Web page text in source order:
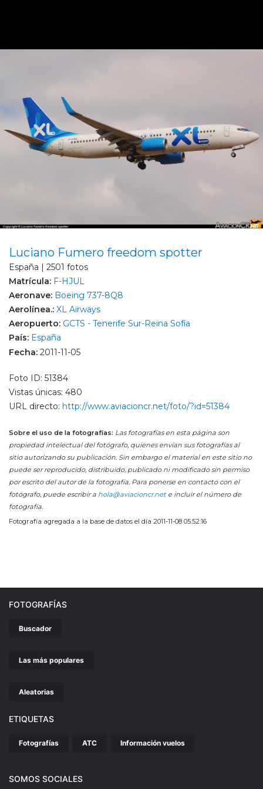
Luciano Fumero freedom spotter
España | 2501 fotos
Matrícula: F-HJUL
Aeronave: Boeing 737-8Q8
Aerolínea.: XL Airways
Aeropuerto: GCTS - Tenerife Sur-Reina Sofía
País: España
Fecha: 2011-11-05
Foto ID: 51384
Vistas únicas: 480
URL directo: http://www.aviacioncr.net/foto/?id=51384
Sobre el uso de la fotografías: Las fotografías en esta página son
propiedad intelectual del fotógrafo, quienes envían sus fotografías al
sitio autorizando su publicación. Sin embargo el material en este sitio no
puede ser reproducido, distribuido, publicado ni modificado sin permiso
por escrito del autor de la fotografía. Para ponerse en contacto con el
fotógrafo, puede escribir a hola@aviacioncr.nete incluir el número de
fotografía.
Fotografía agregada a la base de datos el día 2011-11-08 05:52:16
FOTOGRAFÍAS
Buscador
Las más populares
Aleatorias
ETIQUETAS
Fotografías ATC Información vuelos
SOMOS SOCIALES